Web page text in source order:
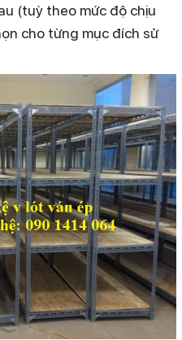
(tuỳ theo mức độ chịu
cho từng mục đích sử